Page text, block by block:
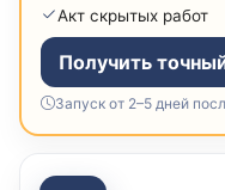
Акт скрытых работ
Получить
Запуск от 2–5 дней